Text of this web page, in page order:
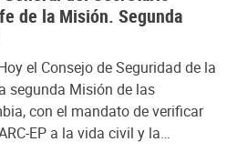
de la Misión. Segunda
el Consejo de Seguridad de la
segunda Misión de las
con el mandato de verificar
EP a la vida civil y la…